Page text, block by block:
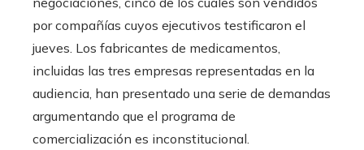
por compañías cuyos ejecutivos testificaron el
jueves. Los fabricantes de medicamentos,
incluidas las tres empresas representadas en la
audiencia, han presentado una serie de demandas
argumentando que el programa de
comercialización es inconstitucional.